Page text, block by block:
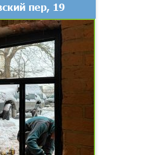
пер, 19